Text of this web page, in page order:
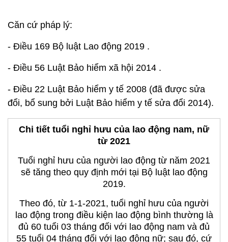
đổi, bổ sung bởi Luật Bảo hiểm y tế sửa đổi 2014).
Chi tiết tuổi nghỉ hưu của lao động nam, nữ
từ 2021
Tuổi nghỉ hưu của người lao động từ năm 2021
sẽ tăng theo quy định mới tại Bộ luật lao động
2019.
Theo đó, từ 1-1-2021, tuổi nghỉ hưu của người
lao động trong điều kiện lao động bình thường là
55 tuổi 04 tháng đối với lao động nữ; sau đó, cứ
mỗi năm tăng thêm 3 tháng đối với lao động nam
và 04 tháng đối với lao động nữ, cụ thể:
- Tuổi nghỉ hưu đối với lao động nữ trong điều
kiện lao động bình thường:
+ Năm 2021: Đủ 55 tuổi 4 tháng